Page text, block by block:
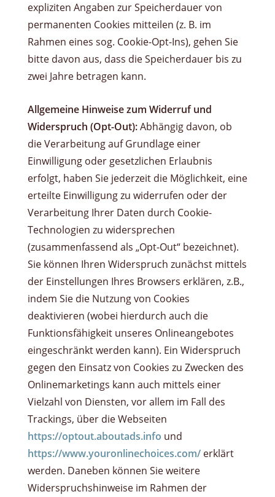
expliziten Angaben zur Speicherdauer von
permanenten Cookies mitteilen (z. B. im
Rahmen eines sog. Cookie-Opt-Ins), gehen Sie
bitte davon aus, dass die Speicherdauer bis zu
zwei Jahre betragen kann.
Allgemeine Hinweise zum Widerruf und
Widerspruch (Opt-Out):Abhängig davon, ob
die Verarbeitung auf Grundlage einer
Einwilligung oder gesetzlichen Erlaubnis
erfolgt, haben Sie jederzeit die Möglichkeit, eine
erteilte Einwilligung zu widerrufen oder der
Verarbeitung Ihrer Daten durch Cookie-
Technologien zu widersprechen
(zusammenfassend als „Opt-Out“ bezeichnet).
Sie können Ihren Widerspruch zunächst mittels
der Einstellungen Ihres Browsers erklären, z.B.,
indem Sie die Nutzung von Cookies
deaktivieren (wobei hierdurch auch die
Funktionsfähigkeit unseres Onlineangebotes
eingeschränkt werden kann). Ein Widerspruch
gegen den Einsatz von Cookies zu Zwecken des
Onlinemarketings kann auch mittels einer
Vielzahl von Diensten, vor allem im Fall des
Trackings, über die Webseiten
https://optout.aboutads.info und
https://www.youronlinechoices.com/ erklärt
werden. Daneben können Sie weitere
Widerspruchshinweise im Rahmen der